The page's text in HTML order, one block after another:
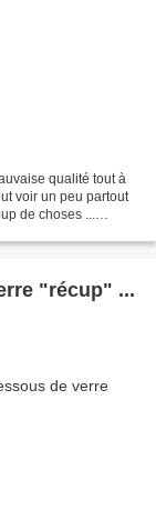
qualité tout à
voir un peu partout
de choses ...
"récup" ...